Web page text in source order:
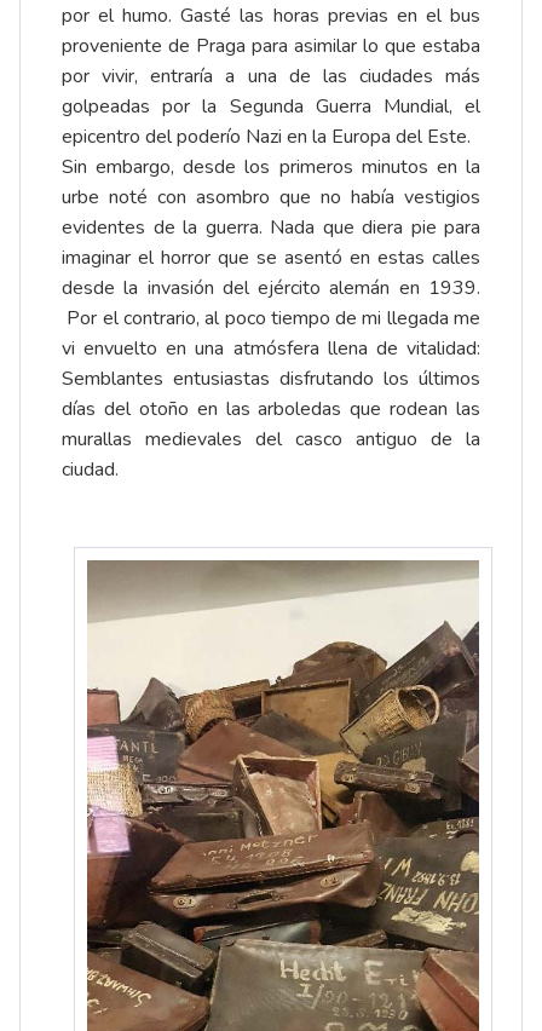
por el humo. Gasté las horas previas en el bus
proveniente de Praga para asimilar lo que estaba
por vivir, entraría a una de las ciudades más
golpeadas por la Segunda Guerra Mundial, el
epicentro del poderío Nazi en la Europa del Este.
Sin embargo, desde los primeros minutos en la
urbe noté con asombro que no había vestigios
evidentes de la guerra. Nada que diera pie para
imaginar el horror que se asentó en estas calles
desde la invasión del ejército alemán en 1939.
Por el contrario, al poco tiempo de mi llegada me
vi envuelto en una atmósfera llena de vitalidad:
Semblantes entusiastas disfrutando los últimos
días del otoño en las arboledas que rodean las
murallas medievales del casco antiguo de la
ciudad.